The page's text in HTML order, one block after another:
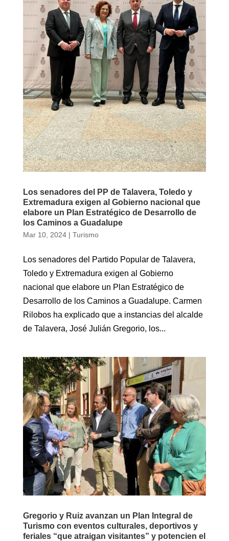
Los senadores del PP de Talavera, Toledo y
Extremadura exigen al Gobierno nacional que
elabore un Plan Estratégico de Desarrollo de
los Caminos a Guadalupe
Mar 10, 2024| Turismo
Los senadores del Partido Popular de Talavera,
Toledo y Extremadura exigen al Gobierno
nacional que elabore un Plan Estratégico de
Desarrollo de los Caminos a Guadalupe. Carmen
Rilobos ha explicado que a instancias del alcalde
de Talavera, José Julián Gregorio, los...
Gregorio y Ruiz avanzan un Plan Integral de
Turismo con eventos culturales, deportivos y
feriales “que atraigan visitantes” y potencien el